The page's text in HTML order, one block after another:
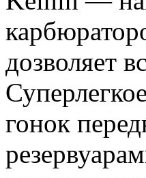
дозволяет
гонок